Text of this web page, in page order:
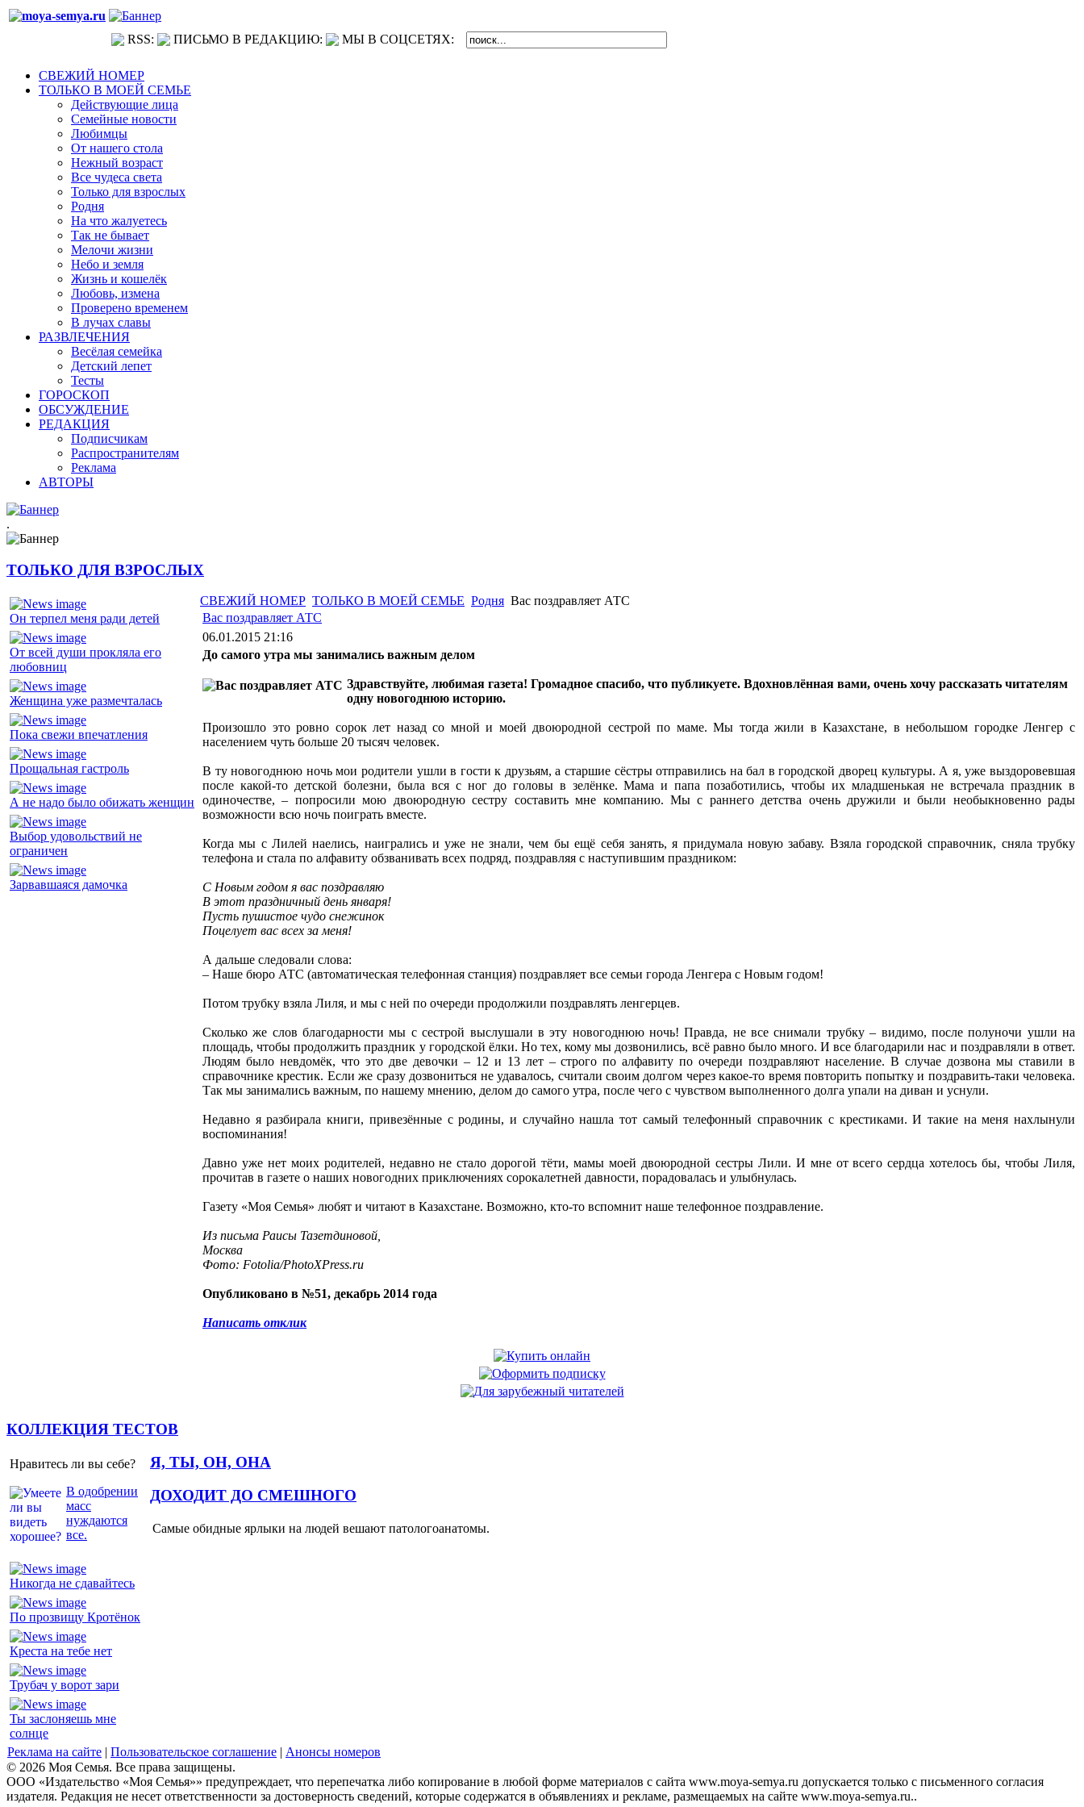
RSS: ПИСЬМО В РЕДАКЦИЮ: МЫ В СОЦСЕТЯХ:
СВЕЖИЙ НОМЕР
ТОЛЬКО В МОЕЙ СЕМЬЕ
Действующие лица
Семейные новости
Любимцы
От нашего стола
Нежный возраст
Все чудеса света
Только для взрослых
Родня
На что жалуетесь
Так не бывает
Мелочи жизни
Небо и земля
Жизнь и кошелёк
Любовь, измена
Проверено временем
В лучах славы
РАЗВЛЕЧЕНИЯ
Весёлая семейка
Детский лепет
Тесты
ГОРОСКОП
ОБСУЖДЕНИЕ
РЕДАКЦИЯ
Подписчикам
Распространителям
Реклама
АВТОРЫ
.
ТОЛЬКО ДЛЯ ВЗРОСЛЫХ
Он терпел меня ради детей
От всей души прокляла его
любовниц
Женщина уже размечталась
Пока свежи впечатления
Прощальная гастроль
А не надо было обижать женщин
Выбор удовольствий не
ограничен
Зарвавшаяся дамочка
СВЕЖИЙ НОМЕР ТОЛЬКО В МОЕЙ СЕМЬЕ Родня Вас поздравляет АТС
Вас поздравляет АТС
06.01.2015 21:16
До самого утра мы занимались важным делом
Здравствуйте, любимая газета! Громадное спасибо, что публикуете. Вдохновлённая вами, очень хочу рассказать читателям
одну новогоднюю историю.
Произошло это ровно сорок лет назад со мной и моей двоюродной сестрой по маме. Мы тогда жили в Казахстане, в небольшом городке Ленгер с
населением чуть больше 20 тысяч человек.
В ту новогоднюю ночь мои родители ушли в гости к друзьям, а старшие сёстры отправились на бал в городской дворец культуры. А я, уже выздоровевшая
после какой-то детской болезни, была вся с ног до головы в зелёнке. Мама и папа позаботились, чтобы их младшенькая не встречала праздник в
одиночестве, – попросили мою двоюродную сестру составить мне компанию. Мы с раннего детства очень дружили и были необыкновенно рады
возможности всю ночь поиграть вместе.
Когда мы с Лилей наелись, наигрались и уже не знали, чем бы ещё себя занять, я придумала новую забаву. Взяла городской справочник, сняла трубку
телефона и стала по алфавиту обзванивать всех подряд, поздравляя с наступившим праздником:
С Новым годом я вас поздравляю
В этот праздничный день января!
Пусть пушистое чудо снежинок
Поцелует вас всех за меня!
А дальше следовали слова:
– Наше бюро АТС (автоматическая телефонная станция) поздравляет все семьи города Ленгера с Новым годом!
Потом трубку взяла Лиля, и мы с ней по очереди продолжили поздравлять ленгерцев.
Сколько же слов благодарности мы с сестрой выслушали в эту новогоднюю ночь! Правда, не все снимали трубку – видимо, после полуночи ушли на
площадь, чтобы продолжить праздник у городской ёлки. Но тех, кому мы дозвонились, всё равно было много. И все благодарили нас и поздравляли в ответ.
Людям было невдомёк, что это две девочки – 12 и 13 лет – строго по алфавиту по очереди поздравляют население. В случае дозвона мы ставили в
справочнике крестик. Если же сразу дозвониться не удавалось, считали своим долгом через какое-то время повторить попытку и поздравить-таки человека.
Так мы занимались важным, по нашему мнению, делом до самого утра, после чего с чувством выполненного долга упали на диван и уснули.
Недавно я разбирала книги, привезённые с родины, и случайно нашла тот самый телефонный справочник с крестиками. И такие на меня нахлынули
воспоминания!
Давно уже нет моих родителей, недавно не стало дорогой тёти, мамы моей двоюродной сестры Лили. И мне от всего сердца хотелось бы, чтобы Лиля,
прочитав в газете о наших новогодних приключениях сорокалетней давности, порадовалась и улыбнулась.
Газету «Моя Семья» любят и читают в Казахстане. Возможно, кто-то вспомнит наше телефонное поздравление.
Из письма Раисы Тазетдиновой,
Москва
Фото: Fotolia/PhotoXPress.ru
Опубликовано в №51, декабрь 2014 года
Написать отклик
КОЛЛЕКЦИЯ ТЕСТОВ
Нравитесь ли вы себе?
В одобрении
масс
нуждаются
все.
Я, ТЫ, ОН, ОНА
Никогда не сдавайтесь
По прозвищу Кротёнок
Креста на тебе нет
Трубач у ворот зари
Ты заслоняешь мне
солнце
ДОХОДИТ ДО СМЕШНОГО
Самые обидные ярлыки на людей вешают патологоанатомы.
Реклама на сайте | Пользовательское соглашение | Анонсы номеров
© 2026 Моя Семья. Все права защищены.
ООО «Издательство «Моя Семья»» предупреждает, что перепечатка либо копирование в любой форме материалов с сайта www.moya-semya.ru допускается только с письменного согласия
издателя. Редакция не несет ответственности за достоверность сведений, которые содержатся в объявлениях и рекламе, размещаемых на сайте www.moya-semya.ru..